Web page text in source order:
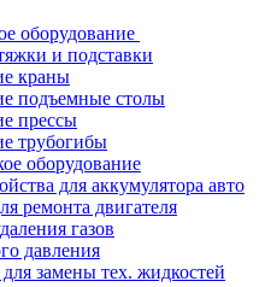
оборудование
и подставки
краны
подъемные столы
прессы
трубогибы
оборудование
для аккумулятора авто
ремонта двигателя
газов
давления
замены тех. жидкостей